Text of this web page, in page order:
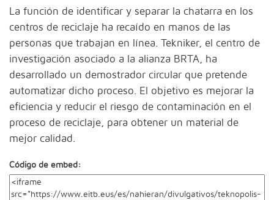
La función de identificar y separar la chatarra en los
centros de reciclaje ha recaído en manos de las
personas que trabajan en línea. Tekniker, el centro de
investigación asociado a la alianza BRTA, ha
desarrollado un demostrador circular que pretende
automatizar dicho proceso. El objetivo es mejorar la
eficiencia y reducir el riesgo de contaminación en el
proceso de reciclaje, para obtener un material de
mejor calidad.
Código de embed: